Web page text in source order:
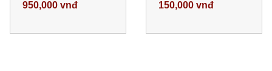
950,000 vnđ 150,000 vnđ